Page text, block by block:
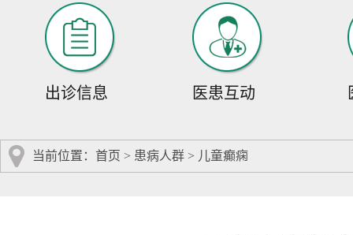
出诊信息 医患互动
当前位置： 首页 > 患病人群 > 儿童癫痫